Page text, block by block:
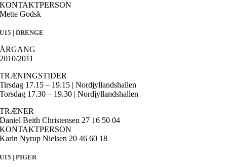
KONTAKTPERSON
Mette Godsk
U15 | DRENGE
ÅRGANG
2010/2011
TRÆNINGSTIDER
Tirsdag 17.15 – 19.15 | Nordjyllandshallen
Torsdag 17.30 – 19.30 | Nordjyllandshallen
TRÆNER
Daniel Beith Christensen 27 16 50 04
KONTAKTPERSON
Karin Nyrup Nielsen 20 46 60 18
U15 | PIGER